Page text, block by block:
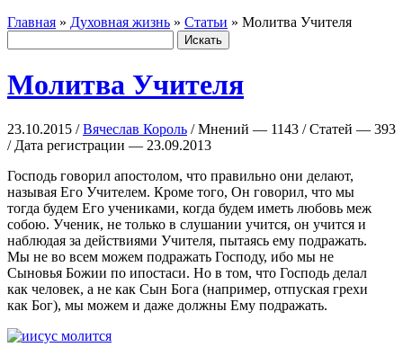
Главная » Духовная жизнь » Статьи » Молитва Учителя
Молитва Учителя
23.10.2015 /Вячеслав Король / Мнений — 1143 / Статей — 393
/ Дата регистрации — 23.09.2013
Господь говорил апостолом, что правильно они делают,
называя Его Учителем. Кроме того, Он говорил, что мы
тогда будем Его учениками, когда будем иметь любовь меж
собою. Ученик, не только в слушании учится, он учится и
наблюдая за действиями Учителя, пытаясь ему подражать.
Мы не во всем можем подражать Господу, ибо мы не
Сыновья Божии по ипостаси. Но в том, что Господь делал
как человек, а не как Сын Бога (например, отпуская грехи
как Бог), мы можем и даже должны Ему подражать.